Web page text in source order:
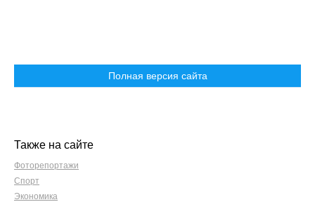
Полная версия сайта
Также на сайте
Фоторепортажи
Спорт
Экономика